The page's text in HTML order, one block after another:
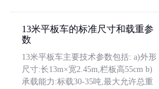
13米平板车的标准尺寸和载重参
数
13米平板车主要技术参数包括: a)外形
尺寸:长13m×宽2.45m,栏板高55cm b)
承载能力:标载30-35吨,最大允许总重